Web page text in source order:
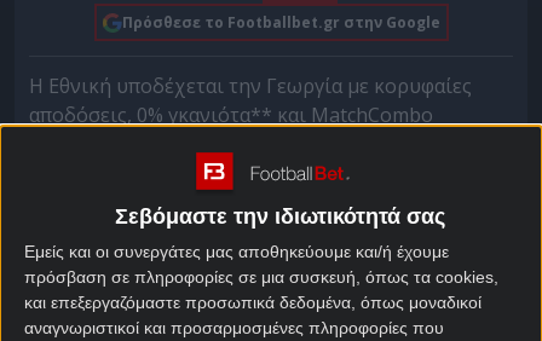
Σεβόμαστε την ιδιωτικότητά σας
Εμείς και οι συνεργάτες μας αποθηκεύουμε και/ή έχουμε
πρόσβαση σε πληροφορίες σε μια συσκευή, όπως τα cookies,
και επεξεργαζόμαστε προσωπικά δεδομένα, όπως μοναδικοί
αναγνωριστικοί και προσαρμοσμένες πληροφορίες που
Πρόσθεσε το Footballbet.gr στην Google
Η Εθνική υποδέχεται την Γεωργία με κορυφαίες
αποδόσεις, 0% γκανιότα** και ΜatchCombo
Μετά την ισοπαλία στην έδρα της Ισπανίας, η Εθνική
φιλοδοξεί να σημειώσει και την πρώτη της νίκη
στον Β’ όμιλο των προκριματικών του Μουντιάλ.
Αντίπαλος η Γεωργία το βράδυ της Τετάρτης (21:45)
στο γήπεδο της Τούμπας, σε ένα ματς στο οποίο το